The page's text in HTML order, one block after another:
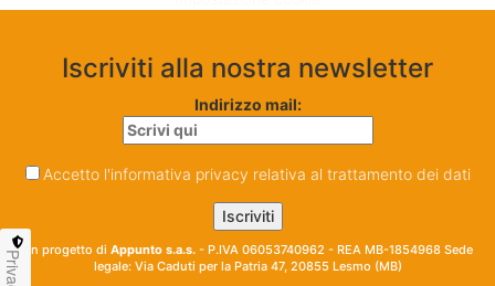
Iscriviti alla nostra newsletter
Indirizzo mail:
Accetto l'informativa privacy relativa al trattamento dei dati
Un progetto di Appunto s.a.s. - P.IVA 06053740962 - REA MB-1854968 Sede
legale: Via Caduti per la Patria 47, 20855 Lesmo (MB)
Privacy